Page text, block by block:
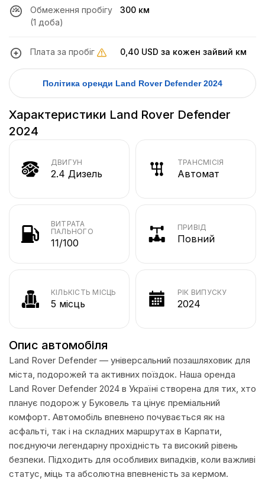
Обмеження пробігу
(1 доба)
300 км
Плата за пробіг 0,40 USD за кожен зайвий км
Політика оренди Land Rover Defender 2024
Характеристики Land Rover Defender
2024
ДВИГУН
2.4 Дизель
ТРАНСМІСІЯ
Автомат
ВИТРАТА
ПАЛЬНОГО
11/100
ПРИВІД
Повний
КІЛЬКІСТЬ МІСЦЬ
5 місць
РІК ВИПУСКУ
2024
Опис автомобіля
Land Rover Defender — універсальний позашляховик для
міста, подорожей та активних поїздок. Наша оренда
Land Rover Defender 2024 в Україні створена для тих, хто
планує подорож у Буковель та цінує преміальний
комфорт. Автомобіль впевнено почувається як на
асфальті, так і на складних маршрутах в Карпати,
поєднуючи легендарну прохідність та високий рівень
безпеки. Підходить для особливих випадків, коли важливі
статус, міць та абсолютна впевненість за кермом.